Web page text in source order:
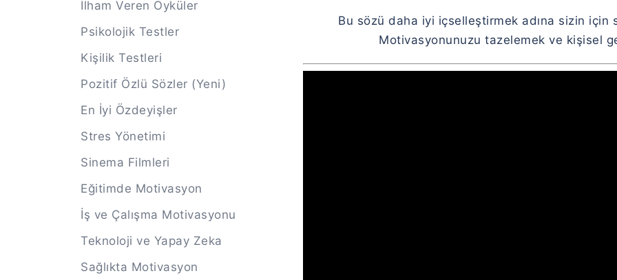
Bu sözü daha iyi içselleştirmek adına sizin için
Motivasyonunuzu tazelemek ve kişisel
İlham Veren Öyküler
Psikolojik Testler
Kişilik Testleri
Pozitif Özlü Sözler (Yeni)
En İyi Özdeyişler
Stres Yönetimi
Sinema Filmleri
Eğitimde Motivasyon
İş ve Çalışma Motivasyonu
Teknoloji ve Yapay Zeka
Sağlıkta Motivasyon